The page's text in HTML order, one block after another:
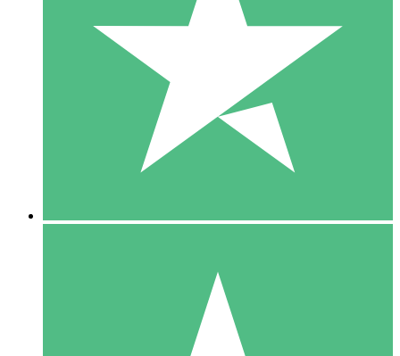
Betaal per gebruik met downloadtegoeden. Geen maandelijkse
1000
10 Downloaden
20 00